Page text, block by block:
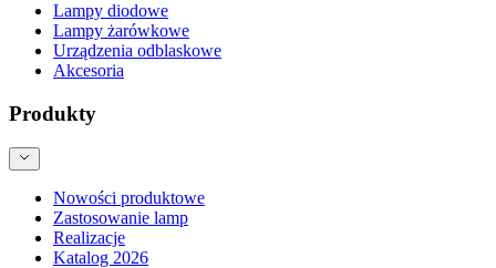
Lampy diodowe
Lampy żarówkowe
Urządzenia odblaskowe
Akcesoria
Produkty
Nowości produktowe
Zastosowanie lamp
Realizacje
Katalog 2026